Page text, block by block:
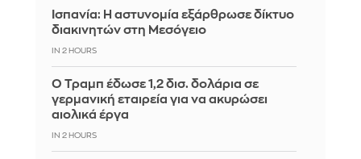
Ισπανία: Η αστυνομία εξάρθρωσε δίκτυο
διακινητών στη Μεσόγειο
IN 2 HOURS
Ο Τραμπ έδωσε 1,2 δισ. δολάρια σε
γερμανική εταιρεία για να ακυρώσει
αιολικά έργα
IN 2 HOURS